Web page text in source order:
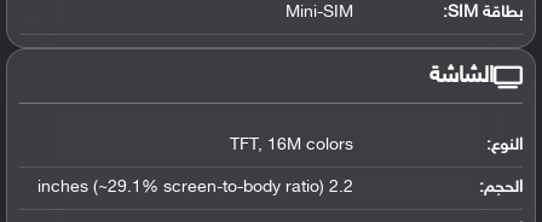
بطاقة SIM: Mini-SIM
الشاشة
النوع: TFT, 16M colors
الحجم: 2.2 inches (~29.1% screen-to-body ratio)